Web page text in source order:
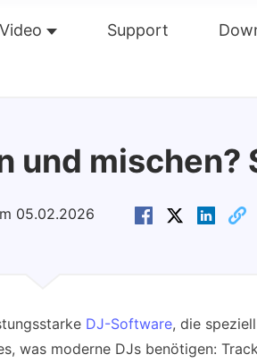
Video Support
und mischen?
05.02.2026
DJ-Software, die
was moderne DJs benötigen: